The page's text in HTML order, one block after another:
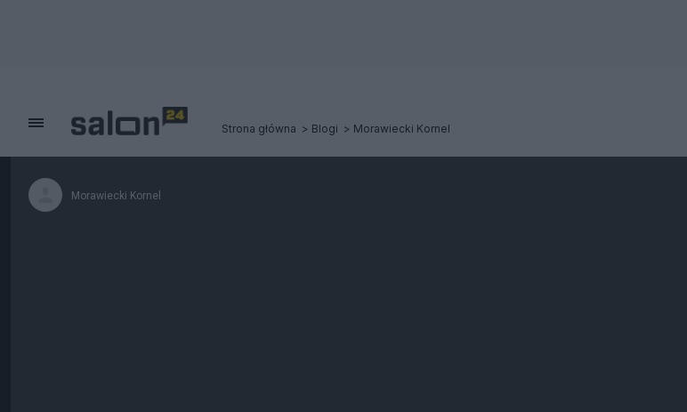
Strona główna Blogi Morawiecki Kornel
Morawiecki Kornel